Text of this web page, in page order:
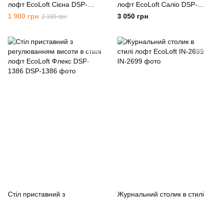
лофт EcoLoft Сієна DSP-
1226
1 900 грн 2 185 грн
лофт EcoLoft Саліо DSP-
1280
3 050 грн
Стіл приставний з
Журнальний столик в стилі